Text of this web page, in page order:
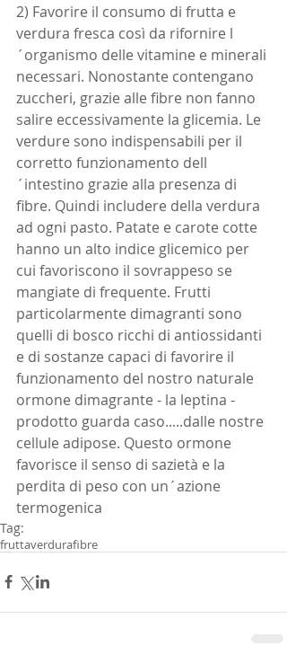
2) Favorire il consumo di frutta e
verdura fresca così da rifornire l
´organismo delle vitamine e minerali
necessari. Nonostante contengano
zuccheri, grazie alle fibre non fanno
salire eccessivamente la glicemia. Le
verdure sono indispensabili per il
corretto funzionamento dell
´intestino grazie alla presenza di
fibre. Quindi includere della verdura
ad ogni pasto. Patate e carote cotte
hanno un alto indice glicemico per
cui favoriscono il sovrappeso se
mangiate di frequente. Frutti
particolarmente dimagranti sono
quelli di bosco ricchi di antiossidanti
e di sostanze capaci di favorire il
funzionamento del nostro naturale
ormone dimagrante - la leptina -
prodotto guarda caso.....dalle nostre
cellule adipose. Questo ormone
favorisce il senso di sazietà e la
perdita di peso con un´azione
termogenica
Tag:
fruttaverdurafibre